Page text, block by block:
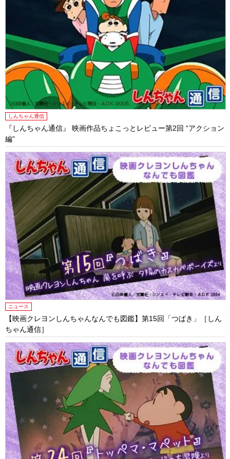
しんちゃん通信
『しんちゃん通信』 映画作品ちょこっとレビュー第2回 “アクション
編”
ニュース
【映画クレヨンしんちゃんなんでも図鑑】第15回「つばき」［しん
ちゃん通信］